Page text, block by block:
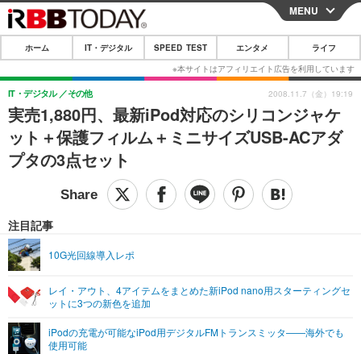
CLOSE
ホーム
IT・デジタル
IT・デジタルTOP スマートフォン
ネタ
ショッピング その他
SPEED TEST
エンタメ
エンタメTOP 映画・ドラマ
音楽
グラビア ブログ
ペット
その他
リリース一覧
プッシュ通知の停止方法
MENU
ホーム IT・デジタル SPEED TEST エンタメ ライフ
実売1,880円、最新iPod対応のシリコンジャケ
ット＋保護フィルム＋ミニサイズUSB-ACアダ
プタの3点セット
IT・デジタル その他
注目記事
10G光回線導入レポ
レイ・アウト、4アイテムをまとめた新iPod nano用スターティングセ
ットに3つの新色を追加
iPodの充電が可能なiPod用デジタルFMトランスミッタ——海外でも
使用可能
2008.11.7（金）19:19